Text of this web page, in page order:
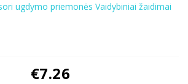
ugdymo priemonės Vaidybiniai žaidimai
€7.26